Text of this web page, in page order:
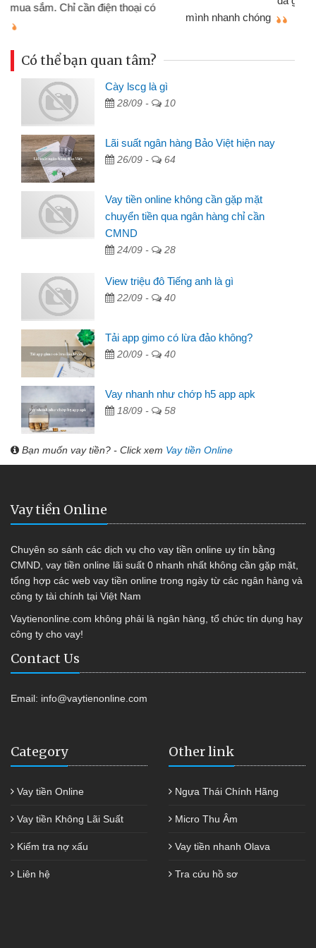
Có thể bạn quan tâm?
Cày lscg là gì
28/09 - 10
Lãi suất ngân hàng Bảo Việt hiện nay
26/09 - 64
Vay tiền online không cần gặp mặt
chuyển tiền qua ngân hàng chỉ cần
CMND
24/09 - 28
View triệu đô Tiếng anh là gì
22/09 - 40
Tải app gimo có lừa đảo không?
20/09 - 40
Vay nhanh như chớp h5 app apk
18/09 - 58
Bạn muốn vay tiền? - Click xem Vay tiền Online
Vay tiền Online
Chuyên so sánh các dịch vụ cho vay tiền online uy tín bằng
CMND, vay tiền online lãi suất 0 nhanh nhất không cần gặp mặt,
tổng hợp các web vay tiền online trong ngày từ các ngân hàng và
công ty tài chính tại Việt Nam
Vaytienonline.com không phải là ngân hàng, tổ chức tín dụng hay
công ty cho vay!
Contact Us
Email: info@vaytienonline.com
Category
Vay tiền Online
Vay tiền Không Lãi Suất
Kiểm tra nợ xấu
Liên hệ
Other link
Ngựa Thái Chính Hãng
Micro Thu Âm
Vay tiền nhanh Olava
Tra cứu hồ sơ